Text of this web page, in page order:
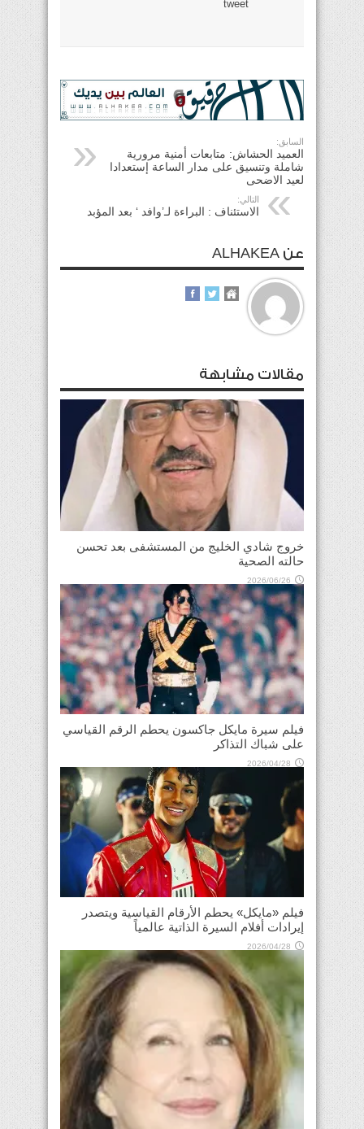
tweet
السابق:
العميد الحشاش: متابعات أمنية مرورية
شاملة وتنسيق على مدار الساعة إستعدادا
لعيد الاضحى
التالي:
الاستئناف : البراءة لـ’وافد ‘ بعد المؤبد
عن ALHAKEA
مقالات مشابهة
خروج شادي الخليج من المستشفى بعد تحسن
حالته الصحية
2026/06/26
فيلم سيرة مايكل جاكسون يحطم الرقم القياسي
على شباك التذاكر
2026/04/28
فيلم «مايكل» يحطم الأرقام القياسية ويتصدر
إيرادات أفلام السيرة الذاتية عالمياً
2026/04/28